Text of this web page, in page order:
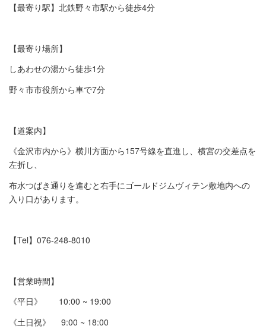
【最寄り駅】北鉄野々市駅から徒歩4分
【最寄り場所】
しあわせの湯から徒歩1分
野々市市役所から車で7分
【道案内】
《金沢市内から》横川方面から157号線を直進し、横宮の交差点を
左折し、
布水つばき通りを進むと右手にゴールドジムヴィテン敷地内への
入り口があります。
【Tel】076-248-8010
【営業時間】
《平日》 10:00 ~ 19:00
《土日祝》 9:00 ~ 18:00